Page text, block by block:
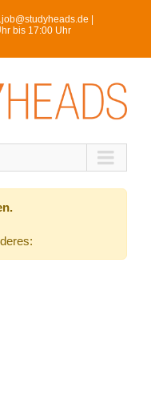
|
bis 17:00 Uhr